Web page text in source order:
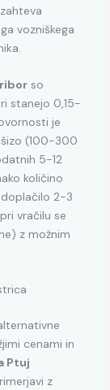
vozniškega
so
stanejo 0,15-
je
(100-300
5-12
količino
2-3
vračilu se
z možnim
cenami in
Ptuj
z